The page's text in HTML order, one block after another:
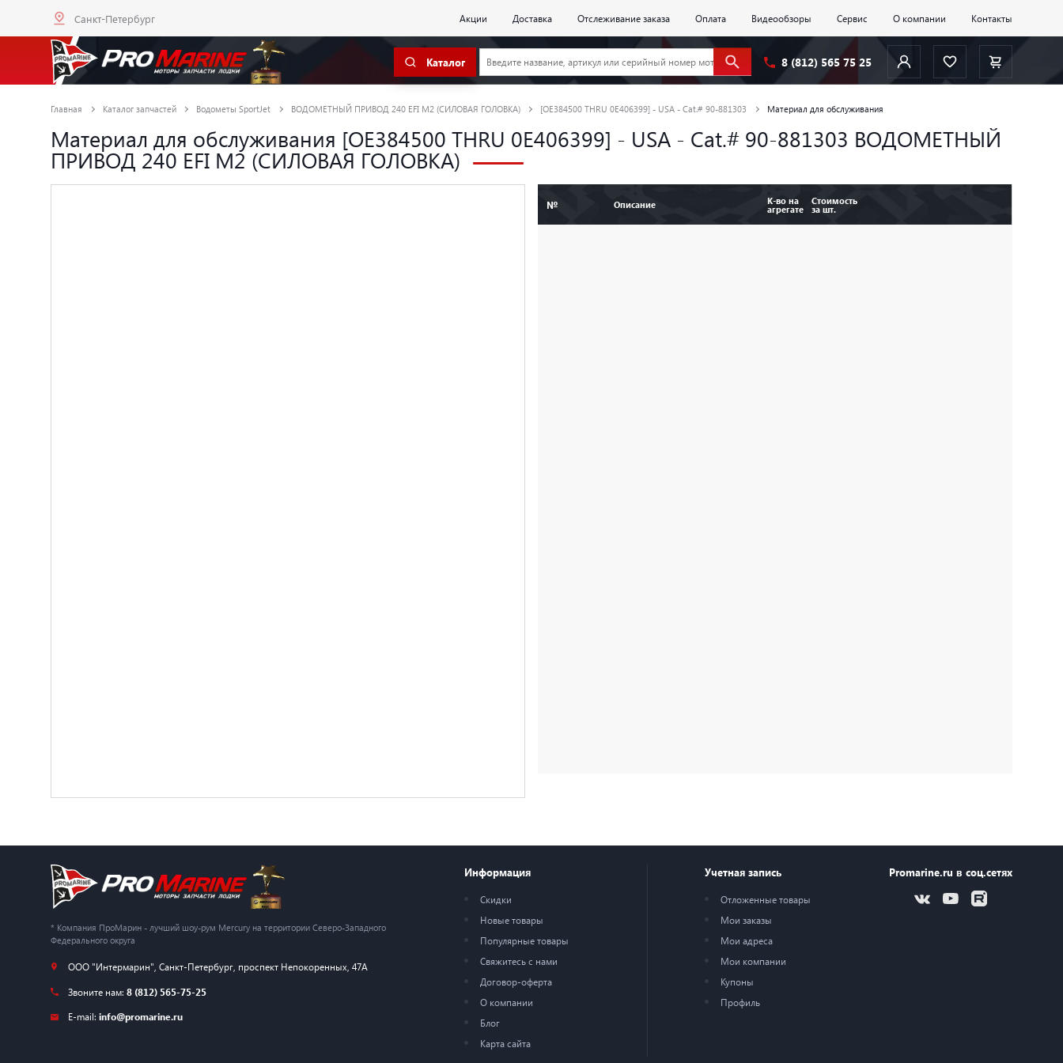
Санкт-Петербург Акции Доставка Отслеживание заказа Оплата Видеообзоры Сервис О компании Контакты
Каталог 8 (812) 565 75 25
Главная Каталог запчастей Водометы SportJet ВОДОМЕТНЫЙ ПРИВОД 240 EFI M2 (СИЛОВАЯ ГОЛОВКА) [OE384500 THRU 0E406399] - USA - Cat.# 90-881303 Материал для обслуживания
Материал для обслуживания [OE384500 THRU 0E406399] - USA - Cat.# 90-881303 ВОДОМЕТНЫЙ
ПРИВОД 240 EFI M2 (СИЛОВАЯ ГОЛОВКА)
№ Описание К-во на
агрегате
Стоимость
за шт.
* Компания ПроМарин - лучший шоу-рум Mercury на территории Северо-Западного
Федерального округа
ООО "Интермарин" Санкт-Петербург, проспект Непокоренных, 47А
Звоните нам: 8 (812) 565-75-25
E-mail: info@promarine.ru
Информация
Скидки
Новые товары
Популярные товары
Свяжитесь с нами
Договор-оферта
О компании
Блог
Карта сайта
Учетная запись
Отложенные товары
Мои заказы
Мои адреса
Мои компании
Купоны
Профиль
Promarine.ru в соц.сетях